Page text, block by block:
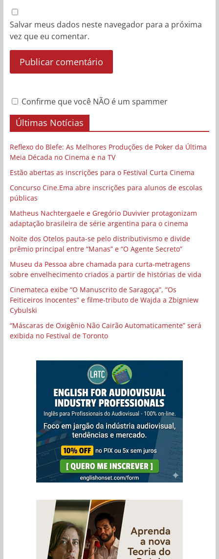
Salvar meus dados neste navegador para a próxima
vez que eu comentar.
Confirme que você NÃO é um spammer
Últimas Notícias
Reflexo do Blefe: As Melhores Produções de Poker da Última
Meia Década no Cinema e na TV
Estão abertas as inscrições para o Festival Curta Cinema
Concurso Cine.Ema abre inscrições para alunos de escolas
públicas
Matheus Nachtergaele e Gregório Duvivier protagonizam
adaptação brasileira de série argentina para o cinema
Noite dos Otelos pauta-se pelo distributivismo e divide
prêmio principal entre “Manas” e “O Agente Secreto”
Museu da Pessoa abre chamada para curta-metragens
sobre envelhecimento criados a partir de histórias de vida
Cinemateca exibe “O Manuscrito de Saragoça”, “Os
Feiticeiros Inocentes” e filme-tributo de Wajda a Zbigniew
Cybulski
“Máscaras de Oxigênio Não Cairão Automaticamente” será
exibida no Festival de Toronto